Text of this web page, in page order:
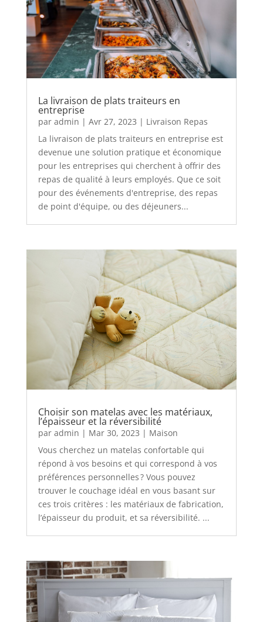
La livraison de plats traiteurs en
entreprise
par admin | Avr 27, 2023 | Livraison Repas
La livraison de plats traiteurs en entreprise est
devenue une solution pratique et économique
pour les entreprises qui cherchent à offrir des
repas de qualité à leurs employés. Que ce soit
pour des événements d'entreprise, des repas
de point d'équipe, ou des déjeuners...
Choisir son matelas avec les matériaux,
l’épaisseur et la réversibilité
par admin | Mar 30, 2023 | Maison
Vous cherchez un matelas confortable qui
répond à vos besoins et qui correspond à vos
préférences personnelles ? Vous pouvez
trouver le couchage idéal en vous basant sur
ces trois critères : les matériaux de fabrication,
l’épaisseur du produit, et sa réversibilité. ...